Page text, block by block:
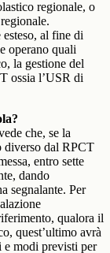
regionale, o
al fine di
operano quali
la gestione del
ossia l’USR di
che, se la
diverso dal RPCT
entro sette
dando
segnalante. Per
qualora il
quest’ultimo avrà
e modi previsti per